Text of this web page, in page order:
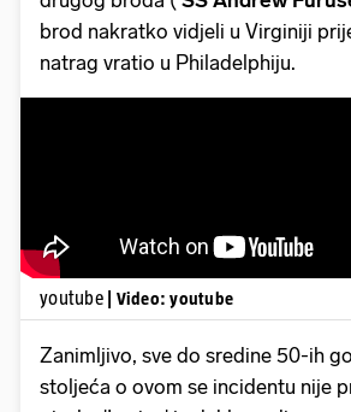
brod nakratko vidjeli u Virginiji
natrag vratio u Philadelphiju.
youtube | Video: youtube
Zanimljivo, sve do sredine 50-ih
stoljeća o ovom se incidentu nije